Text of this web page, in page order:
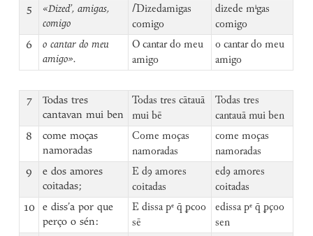
5
«Dized’, amigas,
comigo
⌈Dizedamigas
comigo
dizede mⁱgas
comigo
6
o cantar do meu
amigo».
O cantar do meu
amigo
o cantar do meu
amigo
7
Todas tres
cantavan mui ben
Todas tres cātauā
mui bē
Todas tres
cantauā mui ben
8
come moças
namoradas
Come moças
namoradas
come moças
namoradas
9
e dos amores
coitadas;
E dꝯ amores
coitadas
edꝯ amores
coitadas
10
e diss’a por que
perço o sén:
E dissa pᵉ q̄ ꝑcoo
sē
edissa pᵉ q̄ ꝑçoo
sen